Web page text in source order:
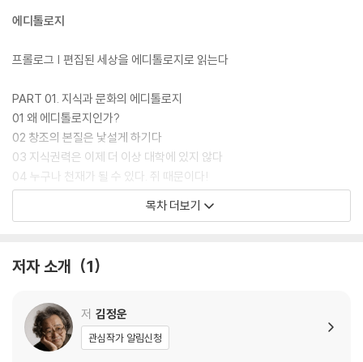
에디톨로지
프롤로그 | 편집된 세상을 에디톨로지로 읽는다
PART 01. 지식과 문화의 에디톨로지
01 왜 에디톨로지인가?
02 창조의 본질은 낯설게 하기다
03 지식권력은 이제 더 이상 대학에 있지 않다
04 누구나 천재가 될 수 있다. 쥐 때문이다!
05 김용옥의 크로스 텍스트와 이어령의 하이퍼텍스트
06 노트와 카드의 차이는 엄청나다
09 연기력이 형편 없는 배우도 영화에 출연할 수 있는 이유
PART 02. 관점과 장소의 에디톨로지
01 관점의 발견과 서구 합리성의 신화
목차 더보기
저자 소개 1
저 김정운
관심작가 알림신청